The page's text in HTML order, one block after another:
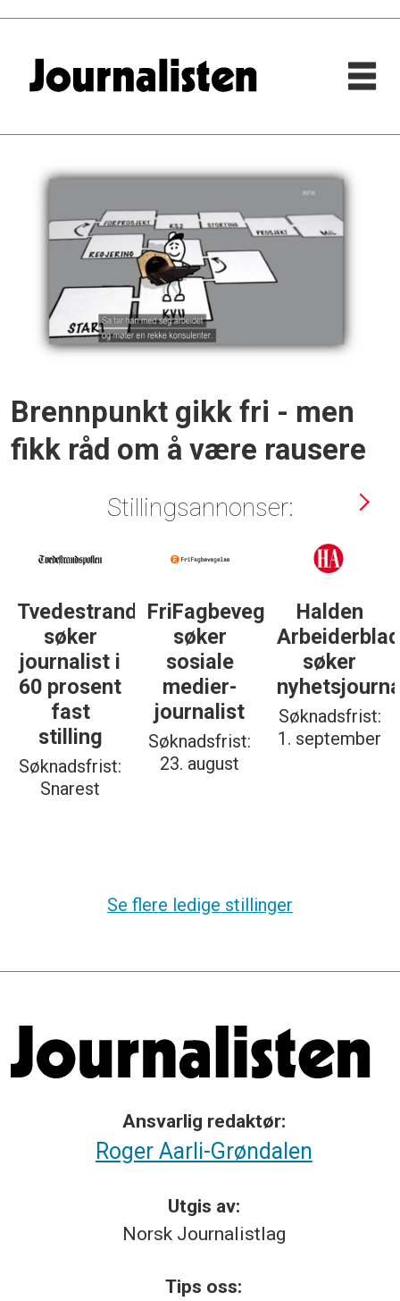
Tag:
knut
samset
Brennpunkt gikk fri - men
fikk råd om å være rausere
Stillingsannonser:
Tvedestrandsposten
søker
journalist i
60 prosent
fast
stilling
Søknadsfrist:
Snarest
FriFagbevegelse
søker
sosiale
medier-
journalist
Søknadsfrist:
23. august
Halden
Arbeiderblad
søker
Søknadsfrist:
1. september
Se flere ledige stillinger
Ansvarlig redaktør:
Roger Aarli-Grøndalen
Utgis av:
Norsk Journalistlag
Tips oss: